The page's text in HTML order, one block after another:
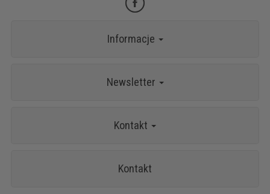
Informacje
Newsletter
Kontakt
Kontakt